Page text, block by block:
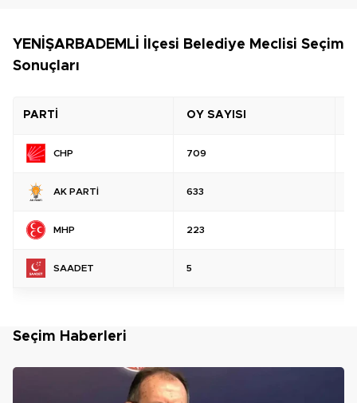
YENİŞARBADEMLİ İlçesi Belediye Meclisi Seçim
Sonuçları
PARTİ OY SAYISI
CHP 709
AK PARTİ 633
MHP 223
SAADET 5
Seçim Haberleri